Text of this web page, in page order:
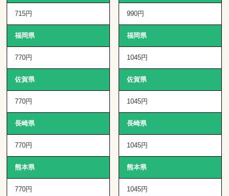
715円
福岡県
770円
佐賀県
770円
長崎県
770円
熊本県
770円
990円
福岡県
1045円
佐賀県
1045円
長崎県
1045円
熊本県
1045円